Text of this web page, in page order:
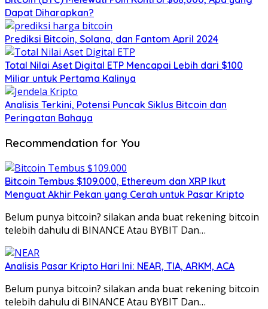
Dapat Diharapkan?
Prediksi Bitcoin, Solana, dan Fantom April 2024
Total Nilai Aset Digital ETP Mencapai Lebih dari $100
Miliar untuk Pertama Kalinya
Analisis Terkini, Potensi Puncak Siklus Bitcoin dan
Peringatan Bahaya
Recommendation for You
Bitcoin Tembus $109.000, Ethereum dan XRP Ikut
Menguat Akhir Pekan yang Cerah untuk Pasar Kripto
Belum punya bitcoin? silakan anda buat rekening bitcoin
telebih dahulu di BINANCE Atau BYBIT Dan…
Analisis Pasar Kripto Hari Ini: NEAR, TIA, ARKM, ACA
Belum punya bitcoin? silakan anda buat rekening bitcoin
telebih dahulu di BINANCE Atau BYBIT Dan…